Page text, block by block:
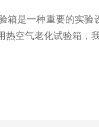
是一种重要的实验设
热空气老化试验箱，